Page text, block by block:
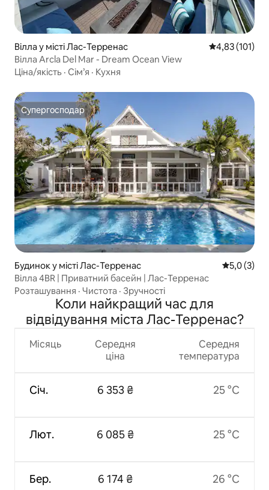
Вілла у місті Лас-Терренас Середня
4,83 (101)
Вілла Arcla Del Mar - Dream Ocean View
Ціна/якість · Сім’я · Кухня
Супергосподар
Супергосподар
Будинок у місті Лас-Терренас Середня
5,0 (3)
Вілла 4BR | Приватний басейн | Лас-Терренас
Розташування · Чистота · Зручності
Коли найкращий час для
відвідування міста Лас-Терренас?
Місяць
Січ.
Лют.
Бер.
Середня
ціна
6 353 ₴
6 085 ₴
6 174 ₴
Середня
температура
25 °C
25 °C
26 °C